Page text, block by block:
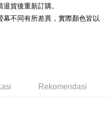
Eastern International
Bank SinoPac
DBS Bank
untuk pesanan
Kadar Penghantaran
貨後重新訂購。
幕不同有所差異，實際顏色皆以
Rekomendasi